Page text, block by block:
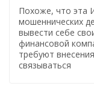
Похоже, что эта
мошеннических
вывести себе
финансовой
требуют
связываться